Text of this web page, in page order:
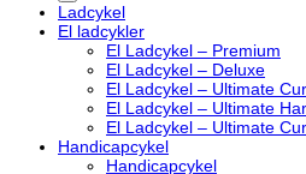
Ladcykel
El ladcykler
El Ladcykel – Premium
El Ladcykel – Deluxe
El Ladcykel – Ultimate
El Ladcykel – Ultimate
El Ladcykel – Ultimate
Handicapcykel
Handicapcykel